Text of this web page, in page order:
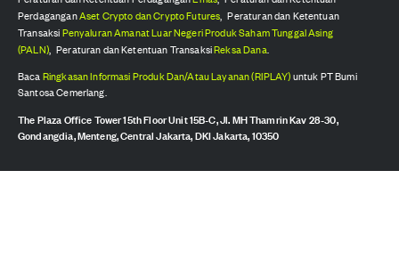
PerdaganganAset Crypto dan Crypto Futures, Peraturan dan Ketentuan
TransaksiPenyaluran Amanat Luar Negeri Produk Saham Tunggal Asing
(PALN), Peraturan dan Ketentuan TransaksiReksa Dana.
BacaRingkasan Informasi Produk Dan/Atau Layanan (RIPLAY)untuk PT Bumi
Santosa Cemerlang.
The Plaza Office Tower 15th Floor Unit 15B-C, Jl. MH Thamrin Kav 28-30,
Gondangdia, Menteng, Central Jakarta, DKI Jakarta, 10350